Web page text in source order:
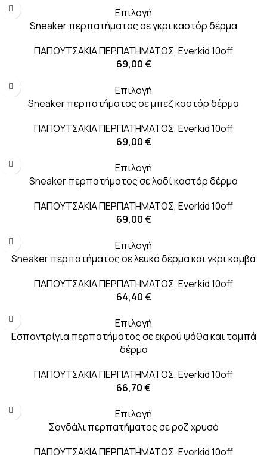
Επιλογή
Sneaker περπατήματος σε γκρι καστόρ δέρμα
ΠΑΠΟΥΤΣΑΚΙΑ ΠΕΡΠΑΤΗΜΑΤΟΣ, Everkid 10off
69,00€
Επιλογή
Sneaker περπατήματος σε μπεζ καστόρ δέρμα
ΠΑΠΟΥΤΣΑΚΙΑ ΠΕΡΠΑΤΗΜΑΤΟΣ, Everkid 10off
69,00€
Επιλογή
Sneaker περπατήματος σε λαδί καστόρ δέρμα
ΠΑΠΟΥΤΣΑΚΙΑ ΠΕΡΠΑΤΗΜΑΤΟΣ, Everkid 10off
69,00€
Επιλογή
Sneaker περπατήματος σε λευκό δέρμα και γκρι καμβά
ΠΑΠΟΥΤΣΑΚΙΑ ΠΕΡΠΑΤΗΜΑΤΟΣ, Everkid 10off
64,40€
Επιλογή
Εσπαντρίγια περπατήματος σε εκρού ψάθα και ταμπά
δέρμα
ΠΑΠΟΥΤΣΑΚΙΑ ΠΕΡΠΑΤΗΜΑΤΟΣ, Everkid 10off
66,70€
Επιλογή
Σανδάλι περπατήματος σε ροζ χρυσό
ΠΑΠΟΥΤΣΑΚΙΑ ΠΕΡΠΑΤΗΜΑΤΟΣ, Everkid 10off